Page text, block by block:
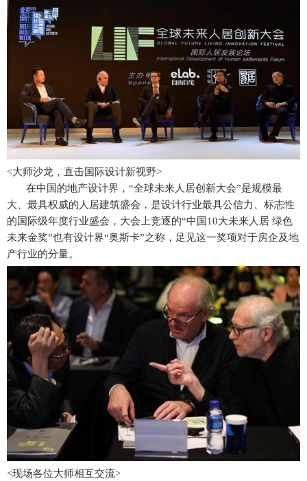
<大师沙龙，直击国际设计新视野>
在中国的地产设计界，“全球未来人居创新大会”是规模最
大、最具权威的人居建筑盛会，是设计行业最具公信力、标志性
的国际级年度行业盛会，大会上竞逐的“中国10大未来人居 绿色
未来金奖”也有设计界“奥斯卡”之称，足见这一奖项对于房企及地
产行业的分量。
<现场各位大师相互交流>